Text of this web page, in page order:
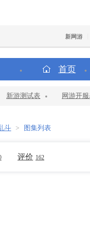
新网游
首页
新游测试表 网游开
斗 > 图集列表
评价 162